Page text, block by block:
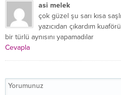
asi melek
çok güzel şu sarı kısa
yazıcıdan çıkardım
bir türlü aynısını yapamadılar
Cevapla